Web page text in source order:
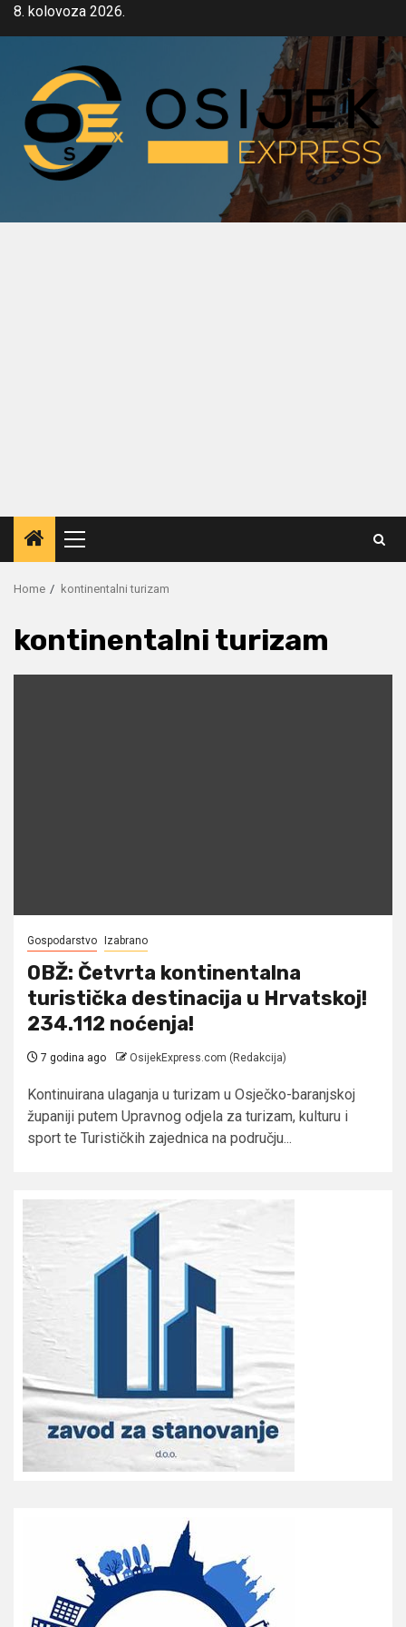
Skip8. kolovoza 2026.
Primary
Menu
Home kontinentalni turizam
kontinentalni turizam
Gospodarstvo Izabrano
OBŽ: Četvrta kontinentalna
turistička destinacija u Hrvatskoj!
234.112 noćenja!
7 godina ago OsijekExpress.com (Redakcija)
Kontinuirana ulaganja u turizam u Osječko-baranjskoj
županiji putem Upravnog odjela za turizam, kulturu i
sport te Turističkih zajednica na području...